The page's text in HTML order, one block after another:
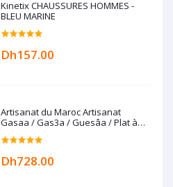
Kinetix CHAUSSURES HOMMES -
BLEU MARINE
Dh157.00
Artisanat du Maroc Artisanat
Gasaa / Gas3a / Guesâa / Plat à
couscous en Bois de noyer
Dh728.00